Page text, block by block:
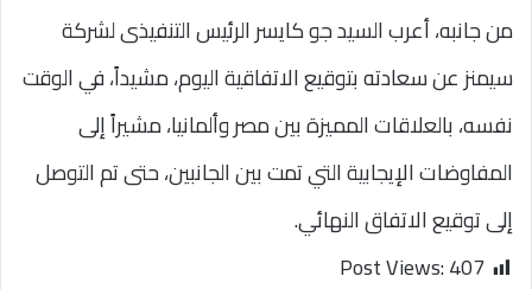
من جانبه، أعرب السيد جو كايسر الرئيس التنفيذى لشركة
سيمنز عن سعادته بتوقيع الاتفاقية اليوم، مشيداً، في الوقت
نفسه، بالعلاقات المميزة بين مصر وألمانيا، مشيراً إلى
المفاوضات الإيجابية التي تمت بين الجانبين، حتى تم التوصل
إلى توقيع الاتفاق النهائي.
Post Views:407